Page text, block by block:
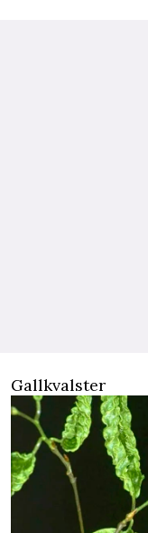
Gallkvalster